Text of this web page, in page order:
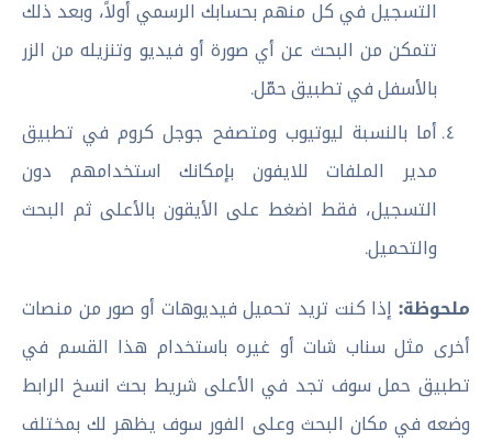
التسجيل في كل منهم بحسابك الرسمي أولاً، وبعد ذلك
تتمكن من البحث عن أي صورة أو فيديو وتنزيله من الزر
بالأسفل في تطبيق حمّل.
أما بالنسبة ليوتيوب ومتصفح جوجل كروم في تطبيق
مدير الملفات للايفون بإمكانك استخدامهم دون
التسجيل، فقط اضغط على الأيقون بالأعلى ثم البحث
والتحميل.
ملحوظة: إذا كنت تريد تحميل فيديوهات أو صور من منصات
أخرى مثل سناب شات أو غيره باستخدام هذا القسم في
تطبيق حمل سوف تجد في الأعلى شريط بحث انسخ الرابط
وضعه في مكان البحث وعلى الفور سوف يظهر لك بمختلف